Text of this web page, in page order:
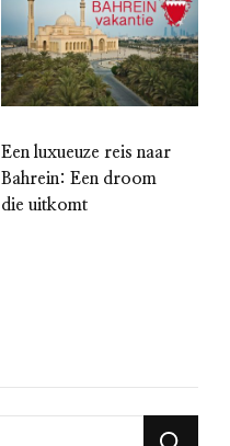
Een luxueuze reis naar
Bahrein: Een droom
die uitkomt